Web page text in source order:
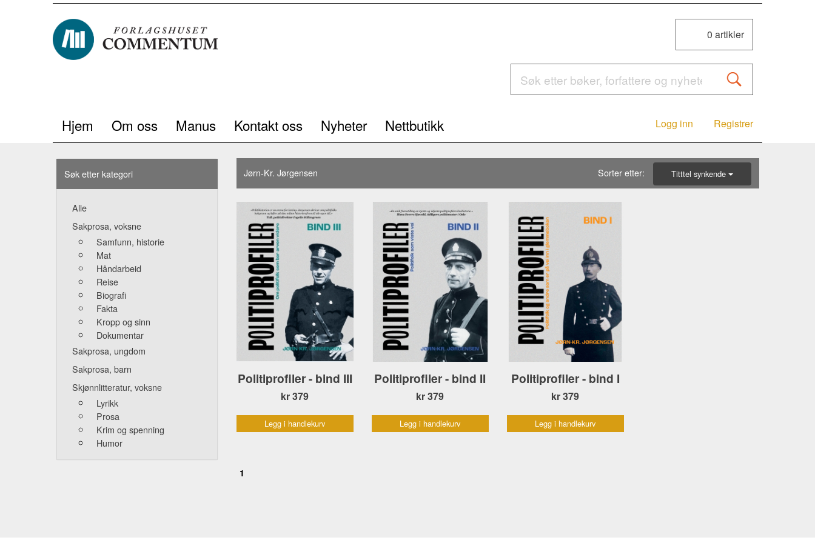
0 artikler
Hjem Om oss Manus Kontakt oss Nyheter Nettbutikk Logg inn Registrer
Søk etter kategori
Alle
Sakprosa, voksne
Samfunn, historie
Mat
Håndarbeid
Reise
Biografi
Fakta
Kropp og sinn
Dokumentar
Sakprosa, ungdom
Sakprosa, barn
Skjønnlitteratur, voksne
Lyrikk
Prosa
Krim og spenning
Humor
Jørn-Kr. Jørgensen Sorter etter: Titttel synkende
Politiprofiler - bind III
kr 379
Legg i handlekurv
Politiprofiler - bind II
kr 379
Legg i handlekurv
Politiprofiler - bind I
kr 379
Legg i handlekurv
1